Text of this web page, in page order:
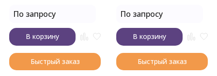
По запросу
В корзину
Быстрый заказ
По запросу
В корзину
Быстрый заказ